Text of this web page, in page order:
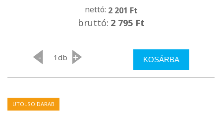
nettó: 2 201 Ft
bruttó: 2 795 Ft
- db + KOSÁRBA
UTOLSO DARAB